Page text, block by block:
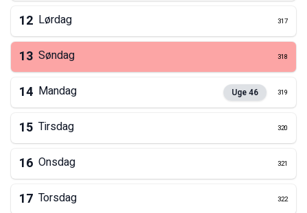
12 Lørdag 317
13 Søndag 318
14 Mandag Uge46 319
15 Tirsdag 320
16 Onsdag 321
17 Torsdag 322